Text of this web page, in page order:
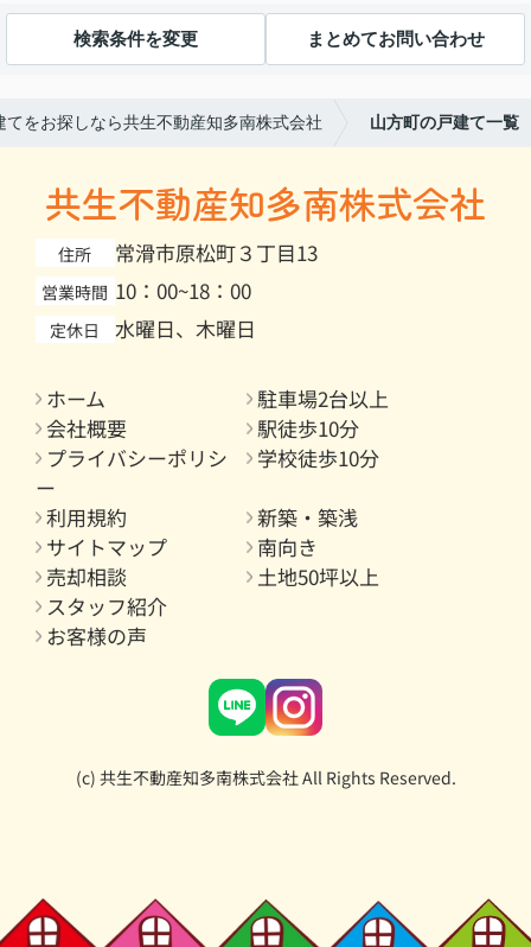
検索条件を変更 まとめてお問い合わせ
てをお探しなら共生不動産知多南株式会社 山方町の戸建て一覧
共生不動産知多南株式会社
住所 常滑市原松町３丁目13
営業時間 10：00~18：00
定休日 水曜日、木曜日
ホーム
駐車場2台以上
会社概要
駅徒歩10分
プライバシーポリシ
ー
学校徒歩10分
利用規約
新築・築浅
サイトマップ
南向き
売却相談
土地50坪以上
スタッフ紹介
お客様の声
(c) 共生不動産知多南株式会社 All Rights Reserved.